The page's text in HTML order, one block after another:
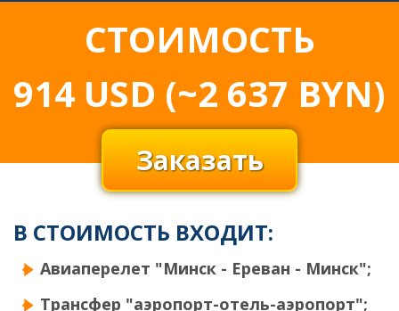
СТОИМОСТЬ
914 USD (~2 637 BYN)
Заказать
В СТОИМОСТЬ ВХОДИТ:
Авиаперелет "Минск - Ереван - Минск";
Трансфер "аэропорт-отель-аэропорт";